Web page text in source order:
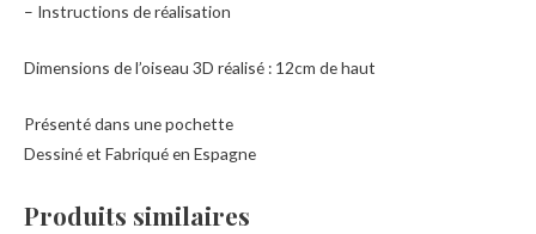
– Instructions de réalisation
Dimensions de l’oiseau 3D réalisé : 12cm de haut
Présenté dans une pochette
Dessiné et Fabriqué en Espagne
Produits similaires